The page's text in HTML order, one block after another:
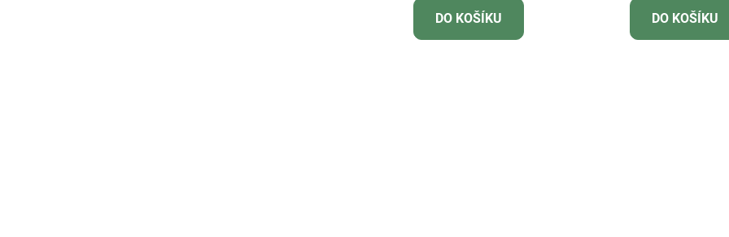
DO KOŠÍKU DO KOŠÍKU